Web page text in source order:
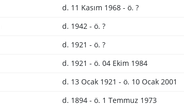
d. 11 Kasım 1968 - ö. ?
d. 1942 - ö. ?
d. 1921 - ö. ?
d. 1921 - ö. 04 Ekim 1984
d. 13 Ocak 1921 - ö. 10 Ocak 2001
d. 1894 - ö. 1 Temmuz 1973